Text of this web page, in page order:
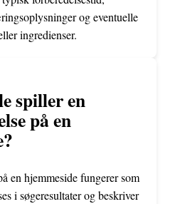
og eventuelle
ingredienser.
spiller en
på en
en hjemmeside fungerer som
i søgeresultater og beskriver